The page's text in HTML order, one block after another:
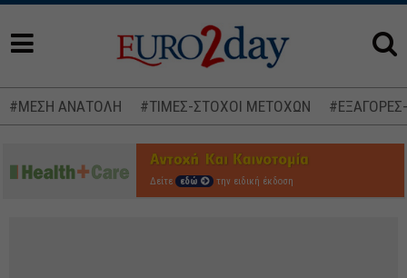
#ΜΕΣΗ ΑΝΑΤΟΛΗ #ΤΙΜΕΣ-ΣΤΟΧΟΙ ΜΕΤΟΧΩΝ
Δείτε εδώ την ειδική έκδοση